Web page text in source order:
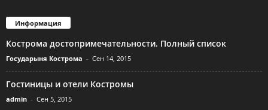
Информация
Кострома достопримечательности. Полный список
Государыня Кострома - Сен 14, 2015
Гостиницы и отели Костромы
admin - Сен 5, 2015